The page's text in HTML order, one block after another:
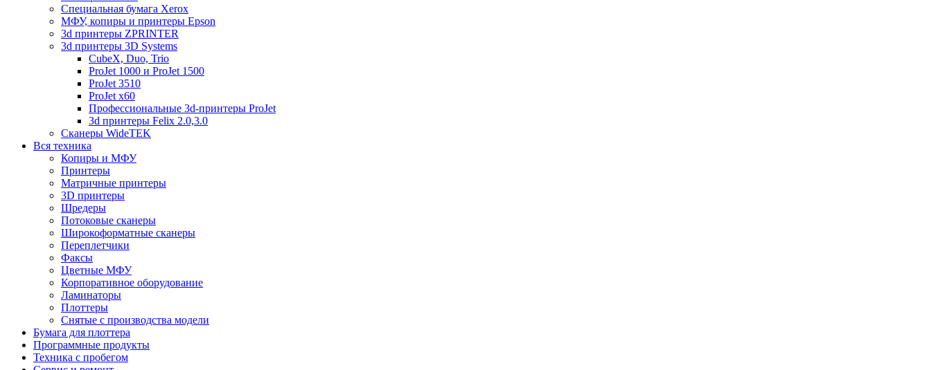
Специальная бумага Xerox
МФУ, копиры и принтеры Epson
3d принтеры ZPRINTER
3d принтеры 3D Systems
CubeX, Duo, Trio
ProJet 1000 и ProJet 1500
ProJet 3510
ProJet x60
Профессиональные 3d-принтеры ProJet
3d принтеры Felix 2.0,3.0
Сканеры WideTEK
Вся техника
Копиры и МФУ
Принтеры
Матричные принтеры
3D принтеры
Шредеры
Потоковые сканеры
Широкоформатные сканеры
Переплетчики
Факсы
Цветные МФУ
Корпоративное оборудование
Ламинаторы
Плоттеры
Снятые с производства модели
Бумага для плоттера
Программные продукты
Техника с пробегом